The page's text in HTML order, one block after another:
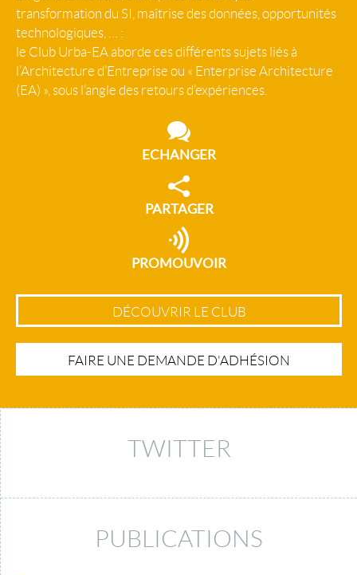
transformation du SI, maîtrise des données, opportunités
technologiques, … :
le Club Urba-EA aborde ces différents sujets liés à
l’Architecture d’Entreprise ou « Enterprise Architecture
(EA) », sous l’angle des retours d’expériences.
ECHANGER
PARTAGER
PROMOUVOIR
DÉCOUVRIR LE CLUB
FAIRE UNE DEMANDE D'ADHÉSION
TWITTER
PUBLICATIONS